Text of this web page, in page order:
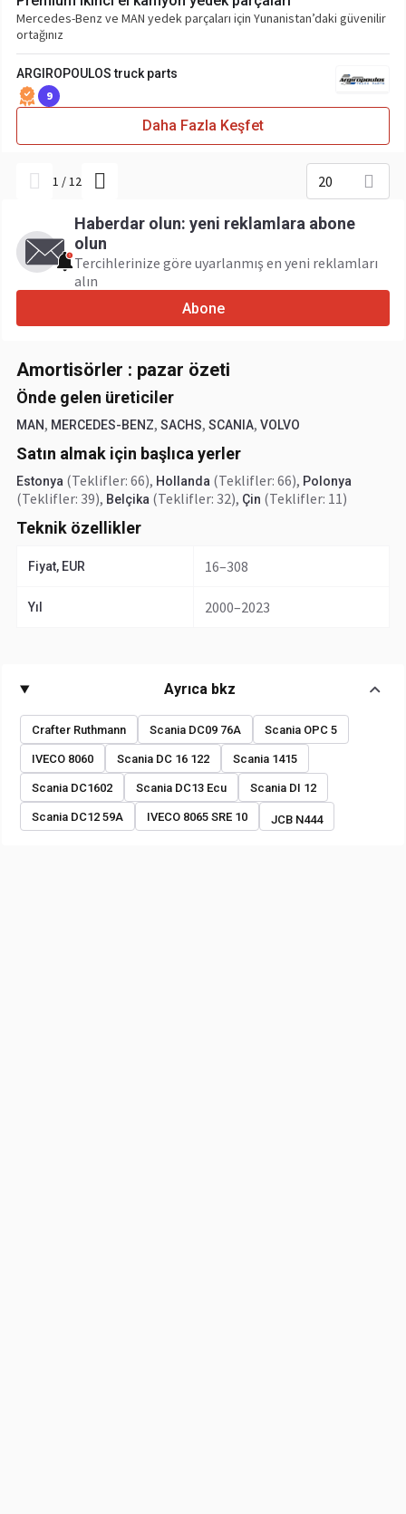
Mercedes-Benz ve MAN yedek parçaları için Yunanistan’daki güvenilir
ortağınız
ARGIROPOULOS truck parts
9
Daha Fazla Keşfet
1 /12 20
Haberdar olun: yeni reklamlara abone
olun
Tercihlerinize göre uyarlanmış en yeni reklamları
alın
Abone
Amortisörler : pazar özeti
Önde gelen üreticiler
MAN, MERCEDES-BENZ, SACHS, SCANIA, VOLVO
Satın almak için başlıca yerler
Estonya (Teklifler: 66), Hollanda (Teklifler: 66), Polonya
(Teklifler: 39), Belçika (Teklifler: 32), Çin (Teklifler: 11)
Teknik özellikler
Fiyat, EUR 16–308
Yıl 2000–2023
Ayrıca bkz
Crafter Ruthmann Scania DC09 76A Scania OPC 5
IVECO 8060 Scania DC 16 122 Scania 1415
Scania DC1602 Scania DC13 Ecu Scania DI 12
Scania DC12 59A IVECO 8065 SRE 10 JCB N444